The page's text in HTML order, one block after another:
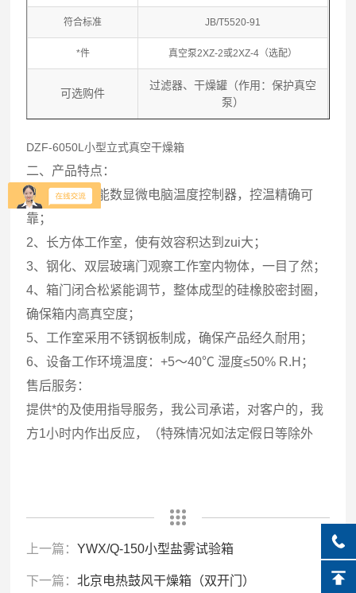
符合标准 JB/T5520-91
*件 真空泵2XZ-2或2XZ-4（选配）
可选购件
过滤器、干燥罐（作用：保护真空
泵）
DZF-6050L小型立式真空干燥箱
二、产品特点：
1、带定时功能数显微电脑温度控制器，控温精确可
靠；
2、长方体工作室，使有效容积达到zui大；
3、钢化、双层玻璃门观察工作室内物体，一目了然；
4、箱门闭合松紧能调节，整体成型的硅橡胶密封圈，
确保箱内高真空度；
5、工作室采用不锈钢板制成，确保产品经久耐用；
6、设备工作环境温度：+5～40℃ 湿度≤50% R.H；
售后服务：
提供*的及使用指导服务，我公司承诺，对客户的，我
方1小时内作出反应，（特殊情况如法定假日等除外
上一篇：YWX/Q-150小型盐雾试验箱
下一篇：北京电热鼓风干燥箱（双开门）